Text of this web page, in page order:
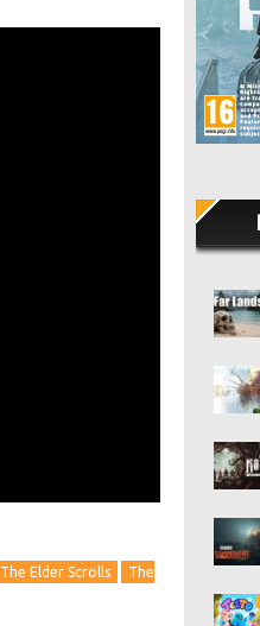
The Elder Scrolls
The